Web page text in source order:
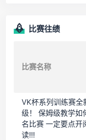
比赛往绩
比赛名称
VK杯系列训练赛全
级！ 保姆级教学如
名比赛 一定要点开
读!!!